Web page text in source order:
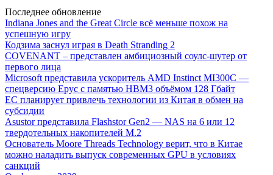
Последнее обновление
Indiana Jones and the Great Circle всё меньше похож на
успешную игру
Кодзима заснул играя в Death Stranding 2
COVENANT – представлен амбициозный соулс-шутер от
первого лица
Microsoft представила ускоритель AMD Instinct MI300C —
спецверсию Epyc с памятью HBM3 объёмом 128 Гбайт
ЕС планирует привлечь технологии из Китая в обмен на
субсидии
Asustor представила Flashstor Gen2 — NAS на 6 или 12
твердотельных накопителей M.2
Основатель Moore Threads Technology верит, что в Китае
можно наладить выпуск современных GPU в условиях
санкций